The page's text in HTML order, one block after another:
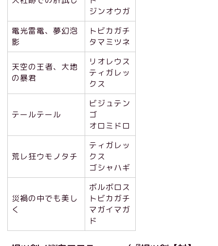
ジンオウガ
電光雷電、夢幻泡
影
トビカガチ
タマミツネ
天空の王者、大地
の暴君
リオレウス
ティガレッ
クス
テールテール
ビジュテン
ゴ
オロミドロ
荒レ狂ウモノタチ
ティガレッ
クス
ゴシャハギ
災禍の中でも美し
く
ボルボロス
トビカガチ
マガイマガ
ド